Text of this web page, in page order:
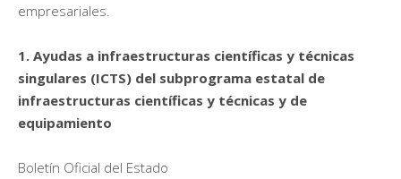
empresariales.
1. Ayudas a infraestructuras científicas y técnicas
singulares (ICTS) del subprograma estatal de
infraestructuras científicas y técnicas y de
equipamiento
Boletín Oficial del Estado